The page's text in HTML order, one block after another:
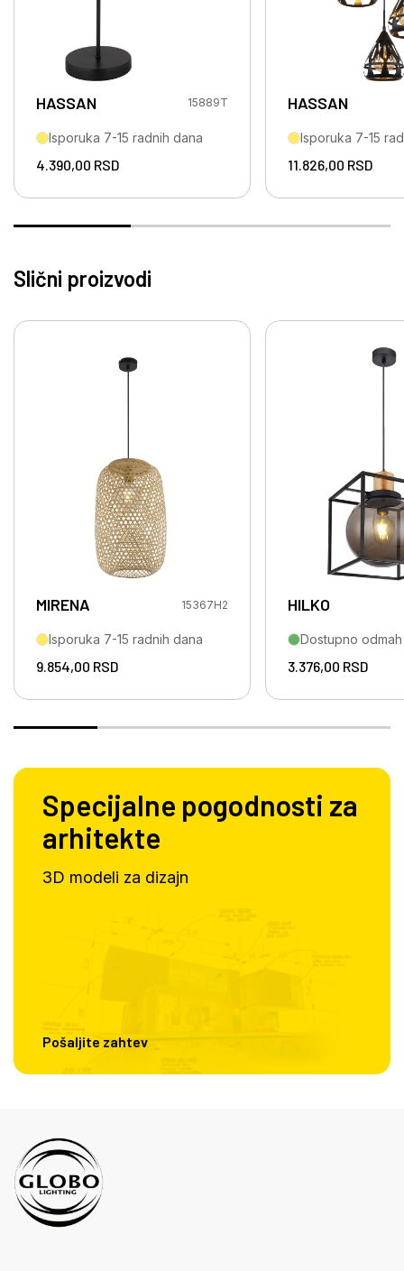
HASSAN 15889T
Isporuka 7-15 radnih dana
4.390,00 RSD
HASSAN
Isporuka 7-15
11.826,00 RSD
Slični proizvodi
MIRENA 15367H2
Isporuka 7-15 radnih dana
9.854,00 RSD
HILKO
Dostupno odmah
3.376,00 RSD
Specijalne pogodnosti za
arhitekte
3D modeli za dizajn
Pošaljite zahtev